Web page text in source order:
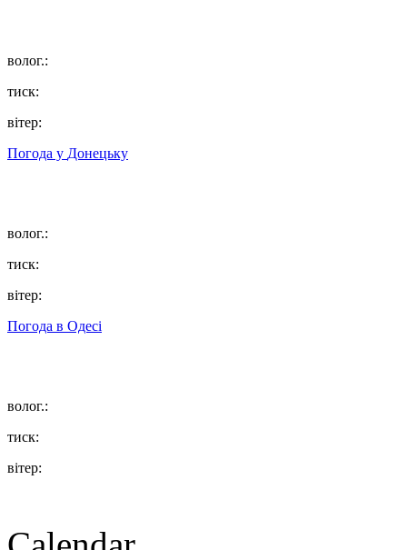
волог.:
тиск:
вітер:
Погода у Донецьку
волог.:
тиск:
вітер:
Погода в Одесі
волог.:
тиск:
вітер: